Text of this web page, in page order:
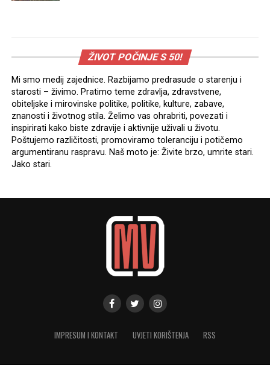
ŽIVOT POČINJE S 50!
Mi smo medij zajednice. Razbijamo predrasude o starenju i
starosti – živimo. Pratimo teme zdravlja, zdravstvene,
obiteljske i mirovinske politike, politike, kulture, zabave,
znanosti i životnog stila. Želimo vas ohrabriti, povezati i
inspirirati kako biste zdravije i aktivnije uživali u životu.
Poštujemo različitosti, promoviramo toleranciju i potičemo
argumentiranu raspravu. Naš moto je: Živite brzo, umrite stari.
Jako stari.
IMPRESUM I KONTAKT UVJETI KORIŠTENJA RSS